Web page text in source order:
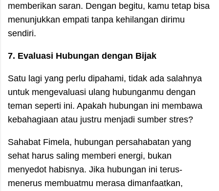
memberikan saran. Dengan begitu, kamu tetap bisa
menunjukkan empati tanpa kehilangan dirimu
sendiri.
7. Evaluasi Hubungan dengan Bijak
Satu lagi yang perlu dipahami, tidak ada salahnya
untuk mengevaluasi ulang hubunganmu dengan
teman seperti ini. Apakah hubungan ini membawa
kebahagiaan atau justru menjadi sumber stres?
Sahabat Fimela, hubungan persahabatan yang
sehat harus saling memberi energi, bukan
menyedot habisnya. Jika hubungan ini terus-
menerus membuatmu merasa dimanfaatkan,